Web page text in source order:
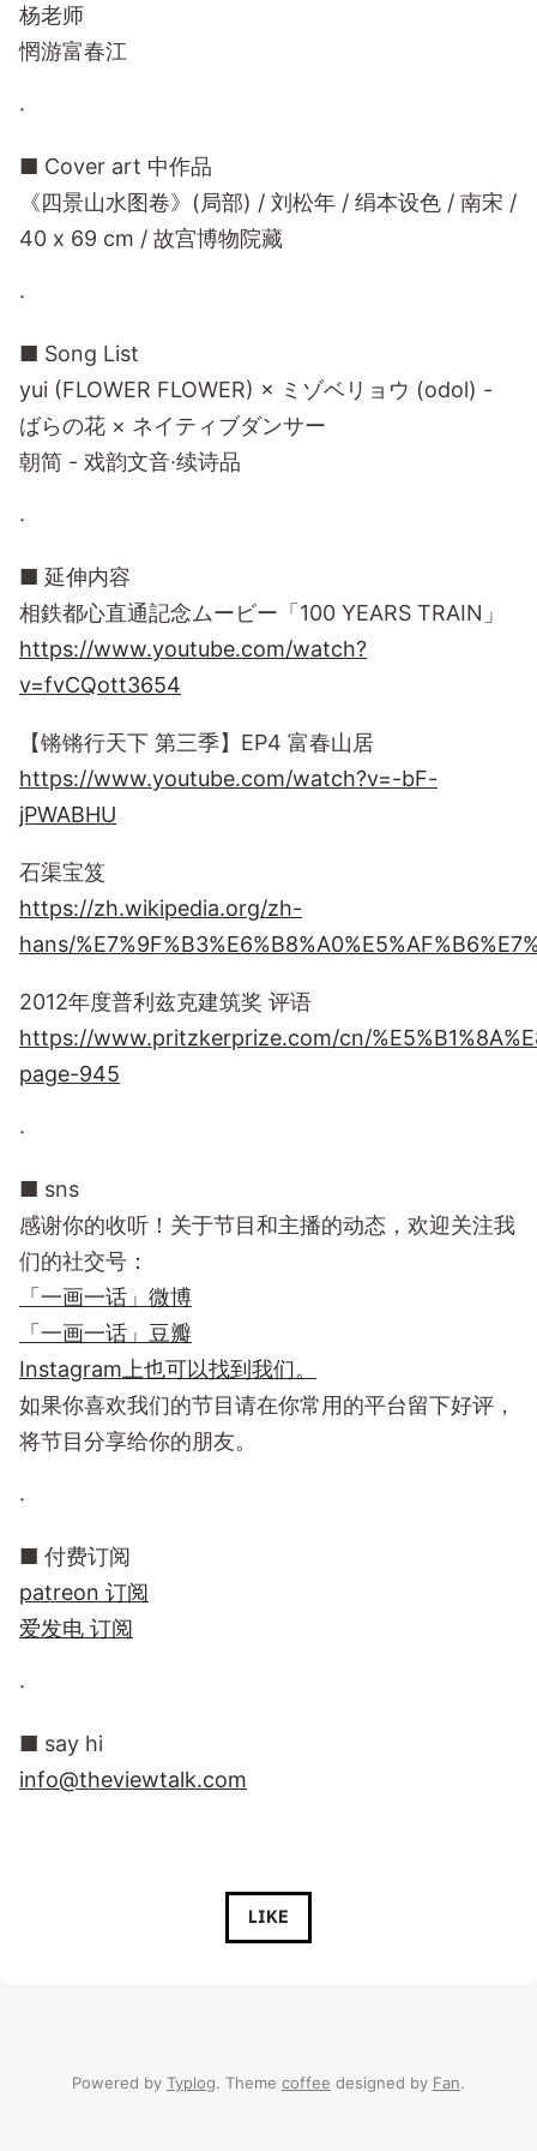
杨老师
惘游富春江
·
■ Cover art 中作品
《四景山水图卷》(局部) / 刘松年 / 绢本设色 / 南宋 /
40 x 69 cm / 故宫博物院藏
·
■ Song List
yui (FLOWER FLOWER) × ミゾベリョウ (odol) -
ばらの花 × ネイティブダンサー
朝简 - 戏韵文音·续诗品
·
■ 延伸内容
相鉄都心直通記念ムービー「100 YEARS TRAIN」
https://www.youtube.com/watch?
v=fvCQott3654
【锵锵行天下 第三季】EP4 富春山居
https://www.youtube.com/watch?v=-bF-
jPWABHU
石渠宝笈
https://zh.wikipedia.org/zh-
hans/
2012年度普利兹克建筑奖 评语
https://www.pritzkerprize.com/cn/
page-945
·
■ sns
感谢你的收听！关于节目和主播的动态，欢迎关注我
们的社交号：
「一画一话」微博
「一画一话」豆瓣
Instagram上也可以找到我们。
如果你喜欢我们的节目请在你常用的平台留下好评，
将节目分享给你的朋友。
·
■ 付费订阅
patreon 订阅
爱发电 订阅
·
■ say hi
info@theviewtalk.com
LIKE
Powered by Typlog. Theme coffee designed by Fan.